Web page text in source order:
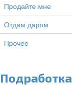
Продайте мне
Отдам даром
Прочее
Подработка